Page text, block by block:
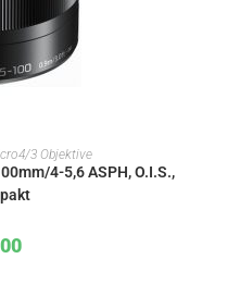
3 Objektive
4-5,6 ASPH, O.I.S.,